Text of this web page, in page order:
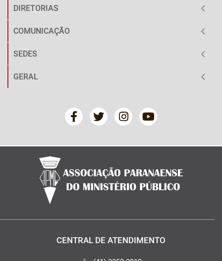
DIRETORIAS
COMUNICAÇÃO
SEDES
GERAL
CENTRAL DE ATENDIMENTO